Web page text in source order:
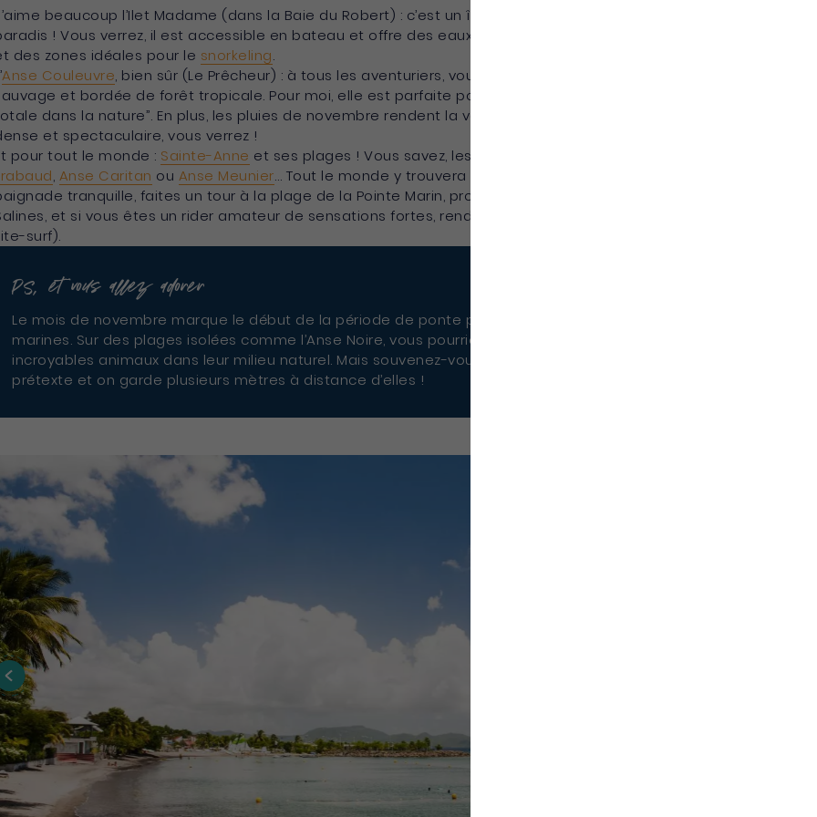
beaucoup l’Ilet Madame (dans la Baie du Robert) : c’est un îlet désert, un véritable petit coin de
! Vous verrez, il est accessible en bateau et offre des eaux peu profondes parfaites pour la baignade
des zones idéales pour le snorkeling.
Anse Couleuvre, bien sûr (Le Prêcheur) : à tous les aventuriers, vous adorerez cette petite anse de sable noir
et bordée de forêt tropicale. Pour moi, elle est parfaite pour un vrai moment en mode “immersion
dans la nature”. En plus, les pluies de novembre rendent la végétation environnante particulièrement
et spectaculaire, vous verrez !
pour tout le monde : Sainte-Anne et ses plages ! Vous savez, les
, Anse Caritan ou Anse Meunier… Tout le monde y trouvera son bonheur, croyez-moi. Pour une
tranquille, faites un tour à la plage de la Pointe Marin, promenez-vous sous les cocotiers aux
et si vous êtes un rider amateur de sensations fortes, rendez-vous à Cap Chevalier (bon spot de
surf).
PS, et vous allez adorer
Le mois de novembre marque le début de la période de ponte pour certaines espèces de tortues
marines. Sur des plages isolées comme l’Anse Noire, vous pourriez avoir la chance d’apercevoir ces
incroyables animaux dans leur milieu naturel. Mais souvenez-vous, on ne les dérange sous aucun
prétexte et on garde plusieurs mètres à distance d’elles !